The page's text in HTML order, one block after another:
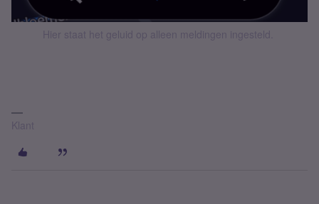
Hier staat het geluid op alleen meldingen ingesteld.
Klant